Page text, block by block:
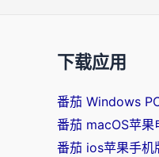
下载应用
番茄 Windows
番茄 macOS苹果
番茄 ios苹果手机